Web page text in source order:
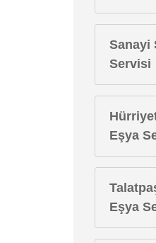
Sanayi
Servisi
Eşya
Eşya